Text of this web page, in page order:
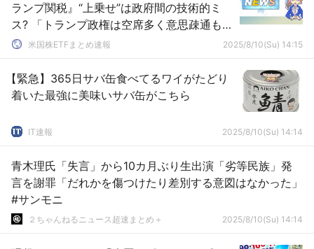
ランプ関税』“上乗せ”は政府間の技術的ミ
ス? 「トランプ政権は空席多く意思疎通も緩
い」米国株ETFまとめ速報 2025/8/10(Su) 14:15
【緊急】365日サバ缶食べてるワイがたどり
着いた最強に美味いサバ缶がこちら
IT速報 2025/8/10(Su) 14:14
青木理氏「失言」から10カ月ぶり生出演「劣等民族」発
言を謝罪「だれかを傷つけたり差別する意図はなかった」
#サンモニ
２ちゃんねるニュース超速まとめ＋ 2025/8/10(Su) 14:14